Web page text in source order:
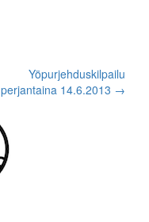
Yöpurjehduskilpailu
perjantaina 14.6.2013 →